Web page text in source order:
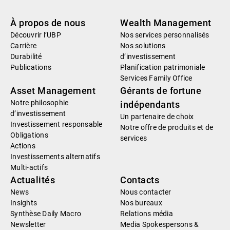
À propos de nous
Découvrir l’UBP
Carrière
Durabilité
Publications
Wealth Management
Nos services personnalisés
Nos solutions
d’investissement
Planification patrimoniale
Services Family Office
Asset Management
Notre philosophie
d’investissement
Investissement responsable
Obligations
Actions
Investissements alternatifs
Multi-actifs
Gérants de fortune
indépendants
Un partenaire de choix
Notre offre de produits et de
services
Actualités
News
Insights
Synthèse Daily Macro
Newsletter
Contacts
Nous contacter
Nos bureaux
Relations média
Media Spokespersons &